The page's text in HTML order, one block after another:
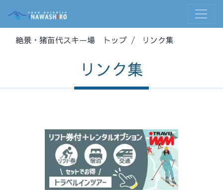
絶景・猪苗代スキー場 トップ リンク集
リンク集